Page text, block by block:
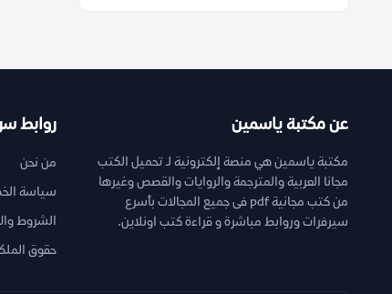
عن مكتبة ياسمين
مكتبة ياسمين هي منصة إلكترونية لـ تحميل الكتب
مجانا العربية والمترجمة والروايات والقصص وغيرها
من كتب مجانية pdf فى جميع المجالات بأسرع
سيرفرات وروابط مباشرة و قراءة كتب اونلاين.
روابط
من نحن
سياسة
الشروط
حقوق